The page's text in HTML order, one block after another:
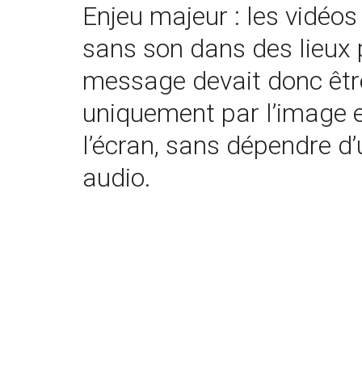
Enjeu majeur : les
sans son dans des lieux
message devait donc
uniquement par l’image
l’écran, sans dépendre
audio.